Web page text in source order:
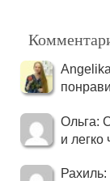
Ольга:
и легко